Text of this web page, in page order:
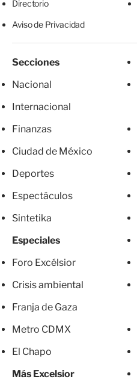
Directorio
Aviso de Privacidad
Secciones
Nacional
Internacional
Finanzas
Ciudad de México
Deportes
Espectáculos
Sintetika
Especiales
Foro Excélsior
Crisis ambiental
Franja de Gaza
Metro CDMX
El Chapo
Más Excelsior